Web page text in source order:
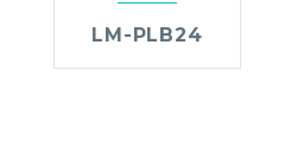
LM-PLB24